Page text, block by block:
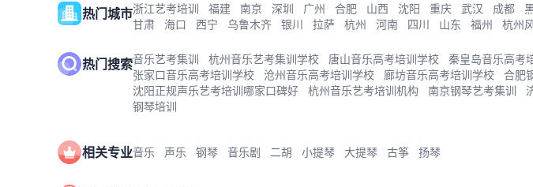
热门城市浙江艺考培训 福建 南京 深圳 广州 合肥 山西 沈阳 重庆 武汉 成都
甘肃
海口 西宁 乌鲁木齐 银川 拉萨 杭州 河南 四川 山东 福州 杭州
热门搜索音乐艺考集训 杭州音乐艺考集训学校 唐山音乐高考培训学校 秦皇岛音乐高考
张家口音乐高考培训学校
沧州音乐高考培训学校 廊坊音乐高考培训学校 合肥
沈阳正规声乐艺考培训哪家口碑好
杭州音乐艺考培训机构 南京钢琴艺考集训
钢琴培训
相关专业音乐 声乐 钢琴 音乐剧 二胡 小提琴 大提琴 古筝 扬琴